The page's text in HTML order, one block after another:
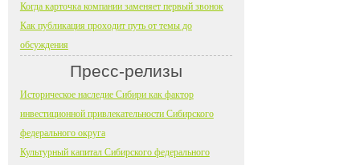
Когда карточка компании заменяет первый звонок
Как публикация проходит путь от темы до
обсуждения
Пресс-релизы
Историческое наследие Сибири как фактор
инвестиционной привлекательности Сибирского
федерального округа
Культурный капитал Сибирского федерального